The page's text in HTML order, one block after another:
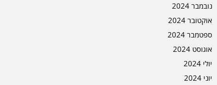
נובמבר 2024
אוקטובר 2024
ספטמבר 2024
אוגוסט 2024
יולי 2024
יוני 2024